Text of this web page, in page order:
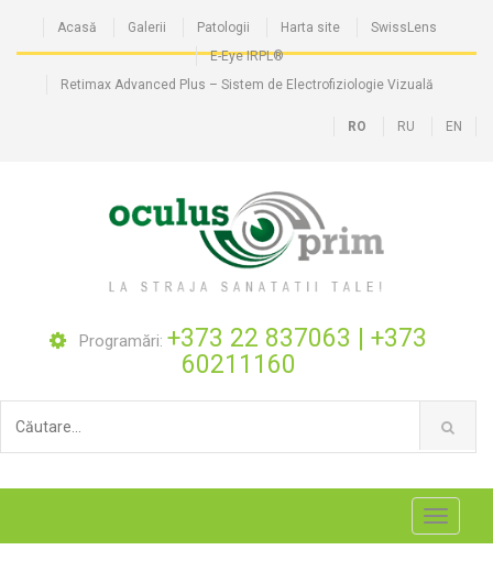
Acasă Galerii Patologii Harta site
SwissLens
E-Eye IRPL®
Retimax Advanced Plus – Sistem de Electrofiziologie Vizuală
RO RU EN
Programări: +373 22 837063 | +373
60211160
Toggle